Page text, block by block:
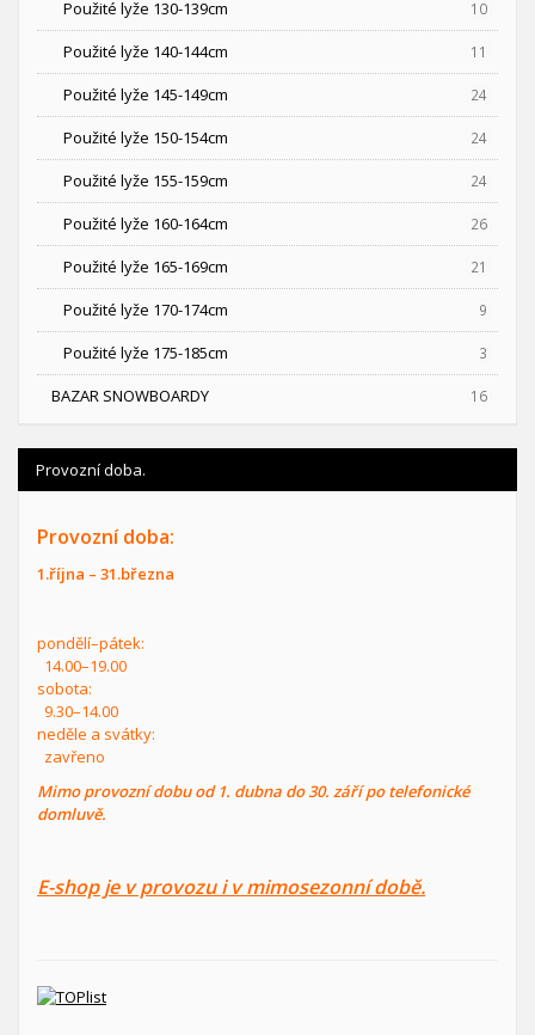
Použité lyže 130-139cm 10
Použité lyže 140-144cm 11
Použité lyže 145-149cm 24
Použité lyže 150-154cm 24
Použité lyže 155-159cm 24
Použité lyže 160-164cm 26
Použité lyže 165-169cm 21
Použité lyže 170-174cm 9
Použité lyže 175-185cm 3
BAZAR SNOWBOARDY 16
Provozní doba.
Provozní doba:
1.října – 31.března
pondělí–pátek:
14.00–19.00
sobota:
9.30–14.00
neděle a svátky:
zavřeno
Mimo provozní dobu od 1. dubna do 30. září po telefonické
domluvě.
E-shop je v provozu i v mimosezonní době.